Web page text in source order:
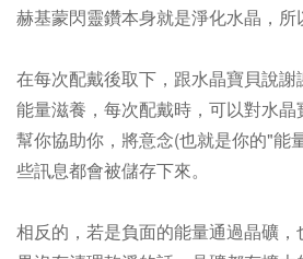
赫基蒙閃靈鑽本身就是淨化水晶，
在每次配戴後取下，跟水晶寶貝說
能量滋養， 每次配戴時，可以對水
幫你協助你，將意念(也就是你的"能
些訊息都會被儲存下來。
相反的，若是負面的能量通過晶礦